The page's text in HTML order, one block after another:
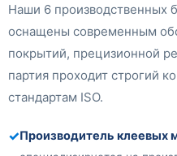
Наши 6 производственных
оснащены современным
покрытий, прецизионной
партия проходит строгий
стандартам ISO.
✓Производитель клеевых